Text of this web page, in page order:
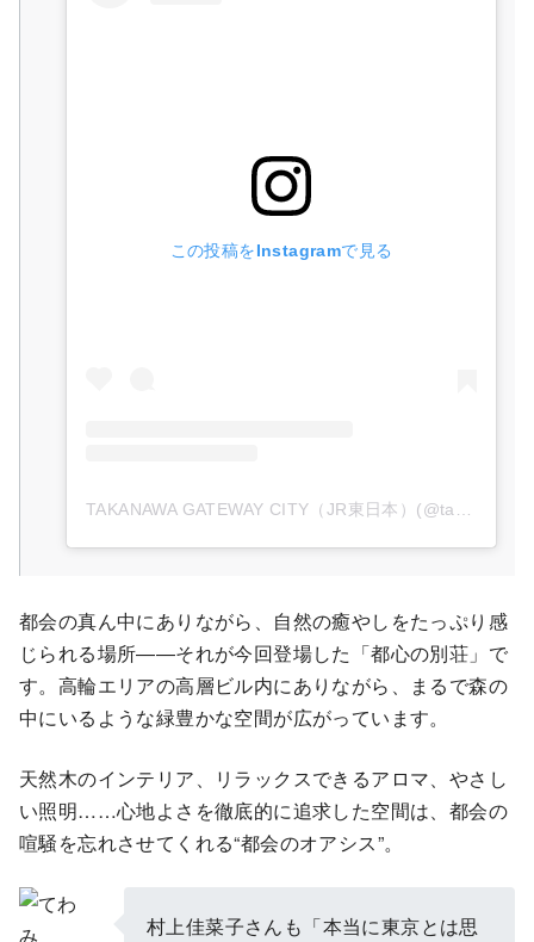
この投稿をInstagramで見る
都会の真ん中にありながら、自然の癒やしをたっぷり感
じられる場所――それが今回登場した「都心の別荘」で
す。高輪エリアの高層ビル内にありながら、まるで森の
中にいるような緑豊かな空間が広がっています。
天然木のインテリア、リラックスできるアロマ、やさし
い照明……心地よさを徹底的に追求した空間は、都会の
喧騒を忘れさせてくれる“都会のオアシス”。
村上佳菜子さんも「本当に東京とは思